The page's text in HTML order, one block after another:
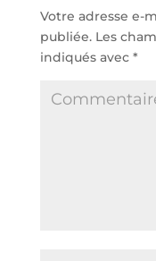
Votre adresse e-
publiée. Les
indiqués avec *